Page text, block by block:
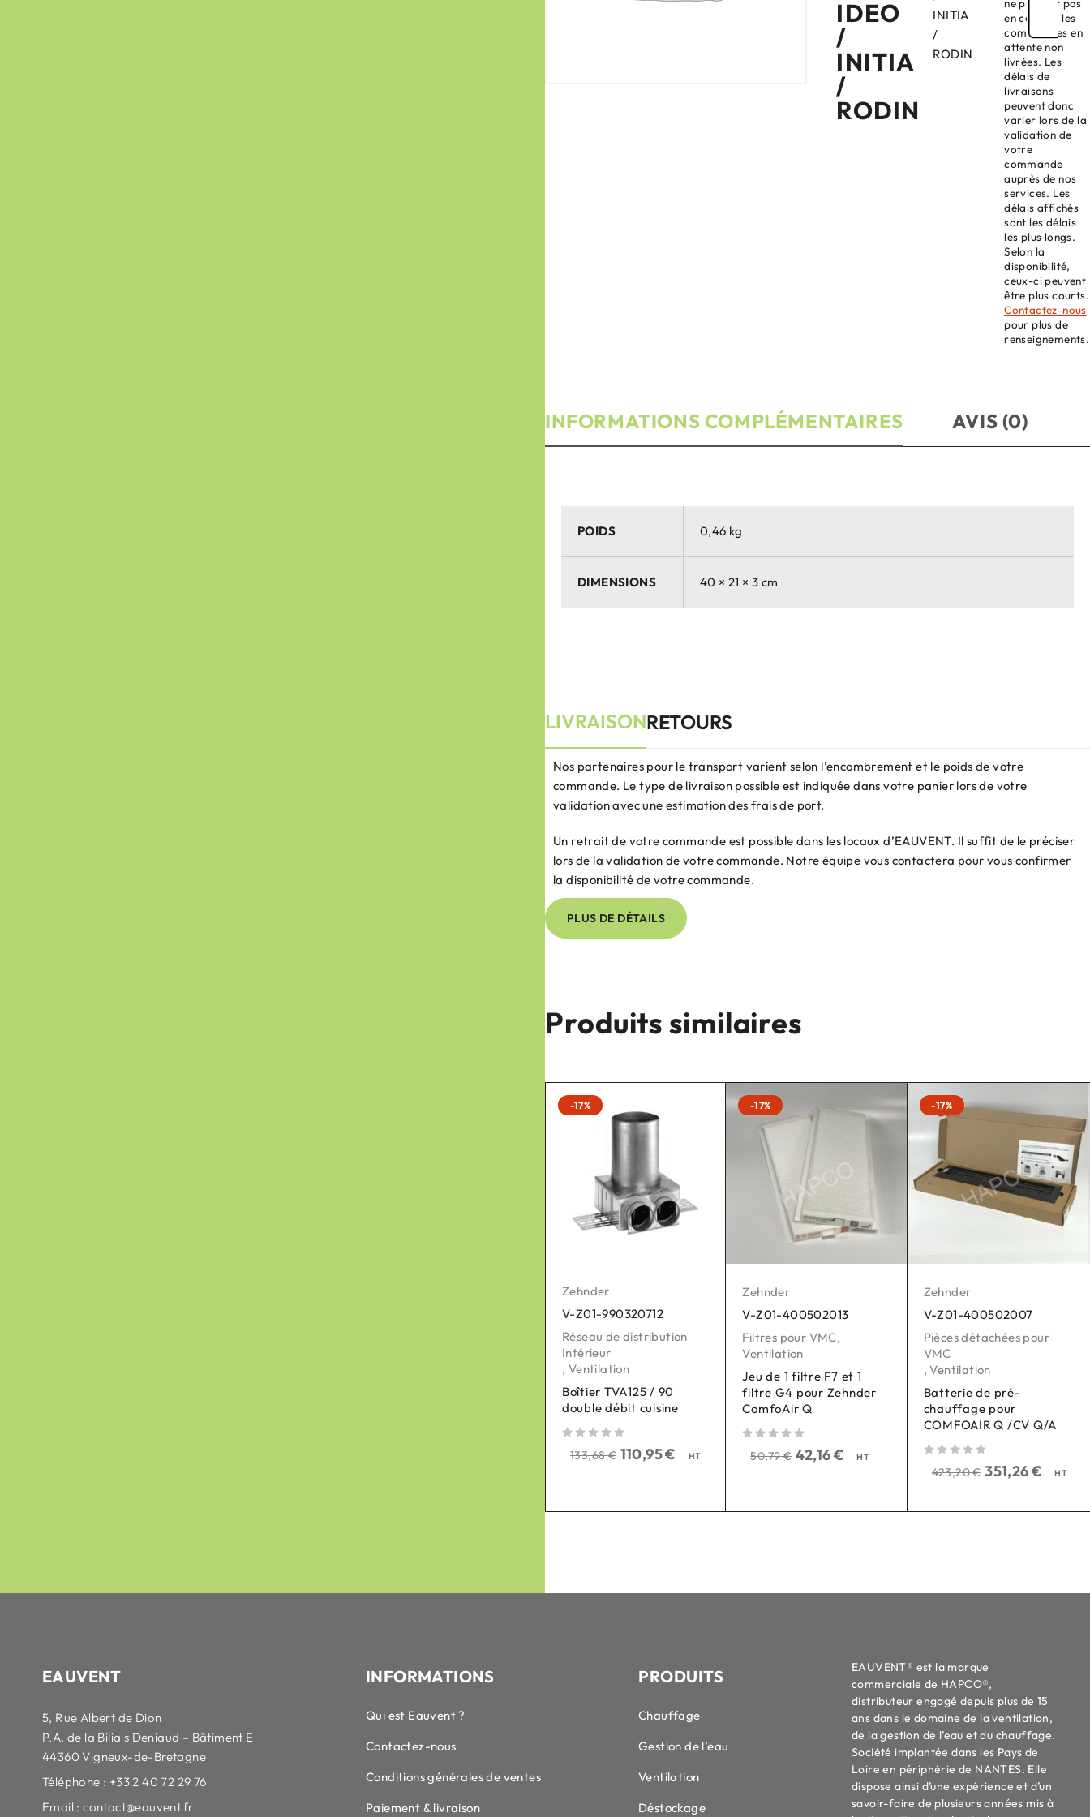
IDEO
/
INITIA
/
RODIN
INITIA
/
RODIN
ne prenant pas
en compte les
commandes en
attente non
livrées. Les
délais de
livraisons
peuvent donc
varier lors de la
validation de
votre
commande
auprès de nos
services. Les
délais affichés
sont les délais
les plus longs.
Selon la
disponibilité,
ceux-ci peuvent
être plus courts.
Contactez-nous
pour plus de
renseignements.
INFORMATIONS COMPLÉMENTAIRES AVIS (0)
POIDS 0,46 kg
DIMENSIONS 40 × 21 × 3 cm
LIVRAISONRETOURS
Nos partenaires pour le transport varient selon l’encombrement et le poids de votre
commande. Le type de livraison possible est indiquée dans votre panier lors de votre
validation avec une estimation des frais de port.
Un retrait de votre commande est possible dans les locaux d’EAUVENT. Il suffit de le préciser
lors de la validation de votre commande. Notre équipe vous contactera pour vous confirmer
la disponibilité de votre commande.
PLUS DE DÉTAILS
Produits similaires
-17%
Zehnder
V-Z01-990320712
Réseau de distribution
Intérieur
, Ventilation
Boîtier TVA125 / 90
double débit cuisine
133,68€ 110,95€ HT
-17%
Zehnder
V-Z01-400502013
Filtres pour VMC,
Ventilation
Jeu de 1 filtre F7 et 1
filtre G4 pour Zehnder
ComfoAir Q
50,79€ 42,16€ HT
-17%
Zehnder
V-Z01-400502007
Pièces détachées pour
VMC
, Ventilation
Batterie de pré-
chauffage pour
COMFOAIR Q /CV Q/A
423,20€ 351,26€ HT
EAUVENT
5, Rue Albert de Dion
P.A. de la Biliais Deniaud – Bâtiment E
44360 Vigneux-de-Bretagne
Téléphone : +33 2 40 72 29 76
Email :contact@eauvent.fr
INFORMATIONS
Qui est Eauvent ?
Contactez-nous
Conditions générales de ventes
Paiement & livraison
PRODUITS
Chauffage
Gestion de l’eau
Ventilation
Déstockage
EAUVENT® est la marque
commerciale de HAPCO®,
distributeur engagé depuis plus de 15
ans dans le domaine de la ventilation,
de la gestion de l’eau et du chauffage.
Société implantée dans les Pays de
Loire en périphérie de NANTES. Elle
dispose ainsi d’une expérience et d’un
savoir-faire de plusieurs années mis à